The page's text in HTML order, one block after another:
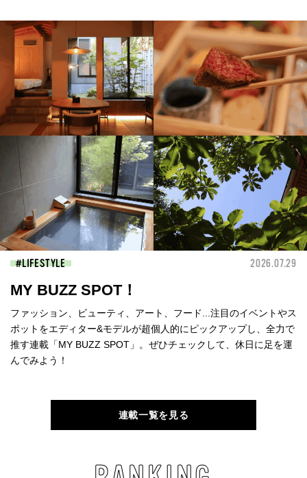
LIFESTYLE 2026.07.29
MY BUZZ SPOT！
ファッション、ビューティ、アート、フード...注目のイベントやス
ポットをエディター&モデルが超個人的にピックアップし、全力で
推す連載「MY BUZZ SPOT」。ぜひチェックして、休日に足を運
んでみよう！
連載一覧を見る